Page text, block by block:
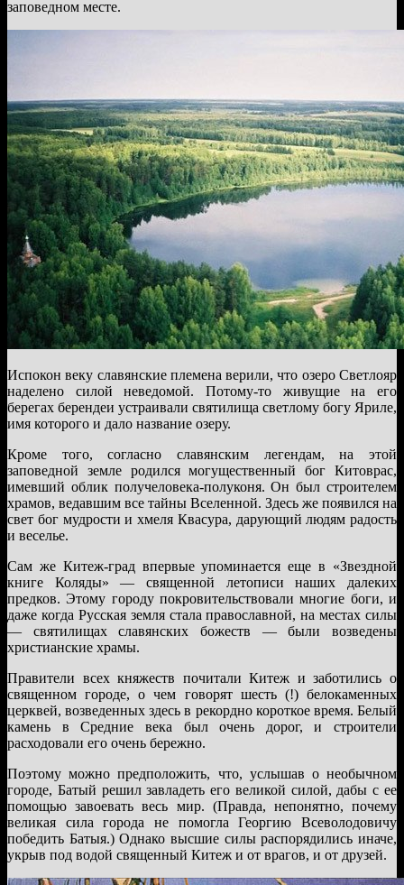
заповедном месте.
Испокон веку славянские племена верили, что озеро Светлояр
наделено силой неведомой. Потому-то живущие на его
берегах берендеи устраивали святилища светлому богу Яриле,
имя которого и дало название озеру.
Кроме того, согласно славянским легендам, на этой
заповедной земле родился могущественный бог Китоврас,
имевший облик получеловека-полуконя. Он был строителем
храмов, ведавшим все тайны Вселенной. Здесь же появился на
свет бог мудрости и хмеля Квасура, дарующий людям радость
и веселье.
Сам же Китеж-град впервые упоминается еще в «Звездной
книге Коляды» — священной летописи наших далеких
предков. Этому городу покровительствовали многие боги, и
даже когда Русская земля стала православной, на местах силы
— святилищах славянских божеств — были возведены
христианские храмы.
Правители всех княжеств почитали Китеж и заботились о
священном городе, о чем говорят шесть (!) белокаменных
церквей, возведенных здесь в рекордно короткое время. Белый
камень в Средние века был очень дорог, и строители
расходовали его очень бережно.
Поэтому можно предположить, что, услышав о необычном
городе, Батый решил завладеть его великой силой, дабы с ее
помощью завоевать весь мир. (Правда, непонятно, почему
великая сила города не помогла Георгию Всеволодовичу
победить Батыя.) Однако высшие силы распорядились иначе,
укрыв под водой священный Китеж и от врагов, и от друзей.